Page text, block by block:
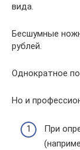
вида.
Бесшумные
рублей.
Однократное
Но и
При